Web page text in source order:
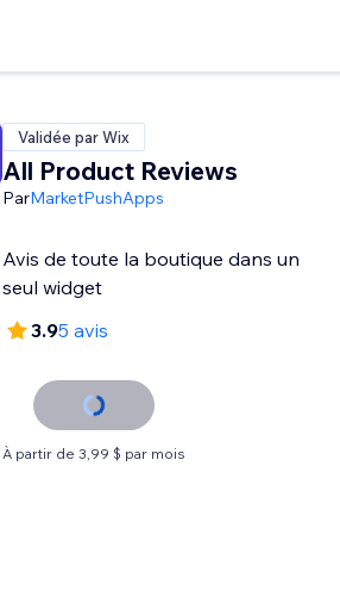
Validée par Wix
All Product Reviews
ParMarketPushApps
Avis de toute la boutique dans un
seul widget
3.95 avis
À partir de 3,99 $ par mois